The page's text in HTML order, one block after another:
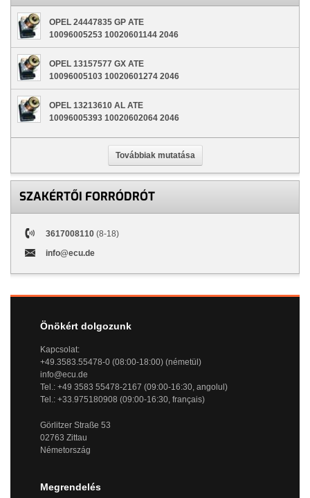
OPEL 24447835 GP ATE
10096005253 10020601144 2046
OPEL 13157577 GX ATE
10096005103 10020601274 2046
OPEL 13213610 AL ATE
10096005393 10020602064 2046
Továbbiak mutatása
SZAKÉRTŐI FORRÓDRÓT
3617008110 (8-18)
info@ecu.de
Önökért dolgozunk
Kapcsolat:
+49.3583.55478-0 (08:00-18:00) (németül)
info@ecu.de
Tel.: +49 3583 55478-2167 (09:00-16:30, angolul)
Tel.: +33.975180908 (09:00-16:30, français)
Görlitzer Straße 53
02763 Zittau
Németország
Megrendelés